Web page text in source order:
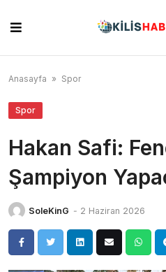
content
Anasayfa » Spor
Spor
Hakan Safi:
Şampiyon
SoleKinG - 2 Haziran 2026